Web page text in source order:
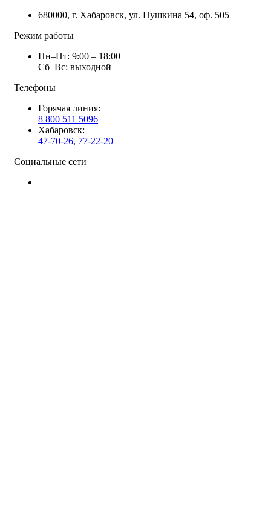
680000, г. Хабаровск, ул. Пушкина 54, оф. 505
Режим работы
Пн–Пт: 9:00 – 18:00
Сб–Вс: выходной
Телефоны
Горячая линия:
8 800 511 5096
Хабаровск:
47-70-26, 77-22-20
Социальные сети